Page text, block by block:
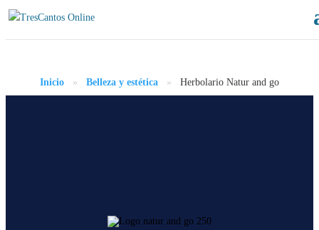
Inicio » Belleza y estética » Herbolario Natur and go